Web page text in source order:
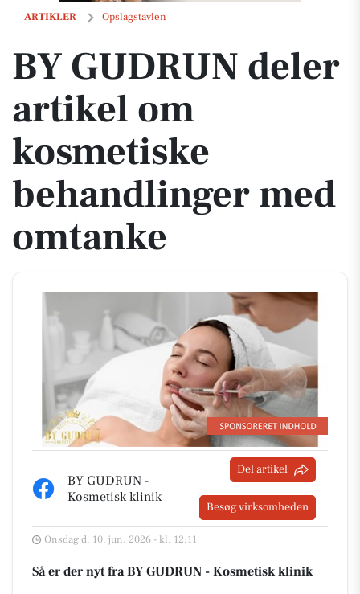
ARTIKLER Opslagstavlen
BY GUDRUN deler artikel om kosmetiske behandlinger med
BY GUDRUN deler
artikel om
kosmetiske
behandlinger med
omtanke
BY GUDRUN -
Kosmetisk klinik
Del artikel
Besøg virksomheden
Onsdag d. 10. jun. 2026 - kl. 12:11
Så er der nyt fra BY GUDRUN - Kosmetisk klinik